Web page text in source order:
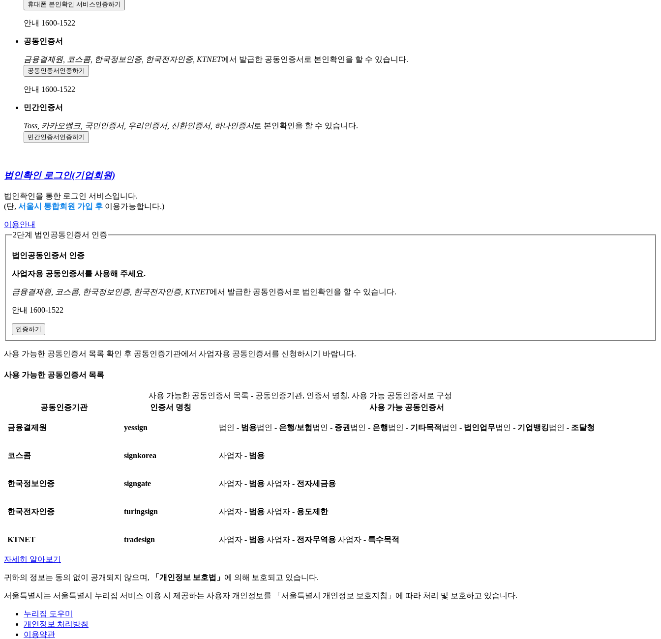
휴대폰 본인확인 서비스인증하기
안내 1600-1522
공동인증서
금융결제원, 코스콤, 한국정보인증, 한국전자인증, KTNET에서 발급한 공동인증서로 본인확인을 할 수 있습니다.
공동인증서 인증하기
안내 1600-1522
민간인증서
Toss, 카카오뱅크, 국민인증서, 우리인증서, 신한인증서, 하나인증서로 본인확인을 할 수 있습니다.
민간인증서 인증하기
법인확인 로그인(기업회원)
법인확인을 통한 로그인 서비스입니다.
(단, 서울시 통합회원 가입 후 이용가능합니다.)
이용안내
2단계 법인공동인증서 인증
법인공동인증서 인증
사업자용 공동인증서를 사용해 주세요.
금융결제원, 코스콤, 한국정보인증, 한국전자인증, KTNET에서 발급한 공동인증서로 법인확인을 할 수 있습니다.
안내 1600-1522
인증하기
사용 가능한 공동인증서 목록 확인 후 공동인증기관에서 사업자용 공동인증서를 신청하시기 바랍니다.
사용 가능한 공동인증서 목록
사용 가능한 공동인증서 목록 - 공동인증기관, 인증서 명칭, 사용 가능 공동인증서로 구성
공동인증기관
인증서 명칭 사용 가능 공동인증서
금융결제원 yessign 법인 - 범용법인 - 은행/보험 법인 - 증권 법인 - 은행법인 - 기타목적 법인 - 법인업무법인 - 기업뱅킹법인 - 조달청
코스콤 signkorea 사업자 - 범용
한국정보인증 signgate 사업자 - 범용 사업자 - 전자세금용
한국전자인증 turingsign 사업자 - 범용 사업자 - 용도제한
KTNET tradesign 사업자 - 범용 사업자 - 전자무역용 사업자 - 특수목적
자세히 알아보기
귀하의 정보는 동의 없이 공개되지 않으며, 「개인정보 보호법」 에 의해 보호되고 있습니다.
서울특별시는 서울특별시 누리집 서비스 이용 시 제공하는 사용자 개인정보를 「서울특별시 개인정보 보호지침」에 따라 처리 및 보호하고 있습니다.
누리집 도우미
개인정보 처리방침
이용약관